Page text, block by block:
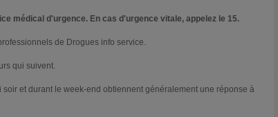
médical d'urgence. En cas d'urgence vitale, appelez le 15.
de Drogues info service.
qui suivent.
et durant le week-end obtiennent généralement une réponse à